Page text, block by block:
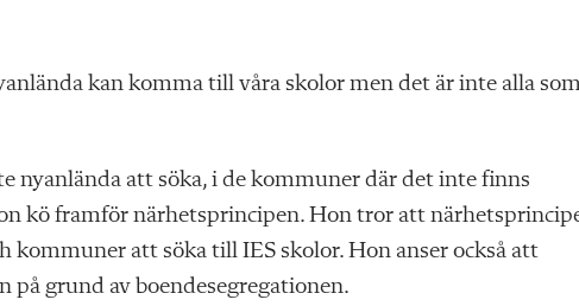
kan komma till våra skolor men det är inte alla
nyanlända att söka, i de kommuner där det inte finns
kö framför närhetsprincipen. Hon tror att
kommuner att söka till IES skolor. Hon anser också att
på grund av boendesegregationen.